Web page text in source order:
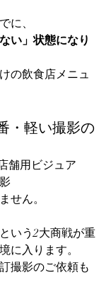
に、
い」状態になり
の飲食店メニュ
・軽い撮影の
舗用ビジュア
せん。
いう2大商戦が重
に入ります。
撮影のご依頼も